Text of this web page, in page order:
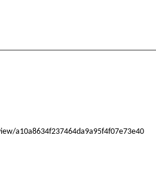
a10a8634f237464da9a95f4f07e73e40